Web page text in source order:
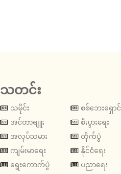
သတင်း
သမိုင်း
အင်တာဗျူး
အလုပ်သမား
ကျမ်းမာရေး
ရွေးကောက်ပွဲ
စစ်ဘေးရှောင်
စီးပွားရေး
တိုက်ပွဲ
နိုင်ငံရေး
ပညာရေး